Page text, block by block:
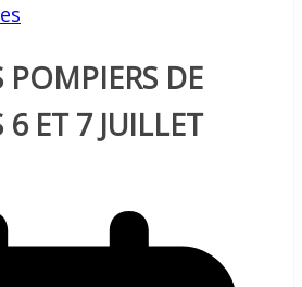
POMPIERS DE
6 ET 7 JUILLET